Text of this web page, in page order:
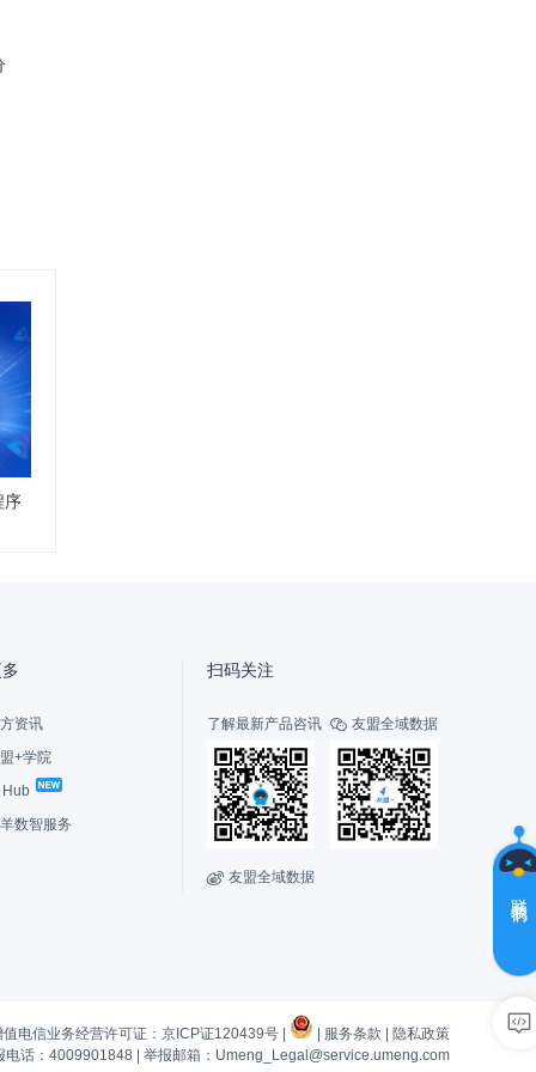
序
扫码关注
了解最新产品咨讯  友盟全域数据
 友盟全域数据
资讯
+学院
Hub
数智服务
值电信业务经营许可证：京ICP证120439号 | | 服务条款 | 隐私政策
电话：4009901848 | 举报邮箱：Umeng_Legal@service.umeng.com
您
的
户